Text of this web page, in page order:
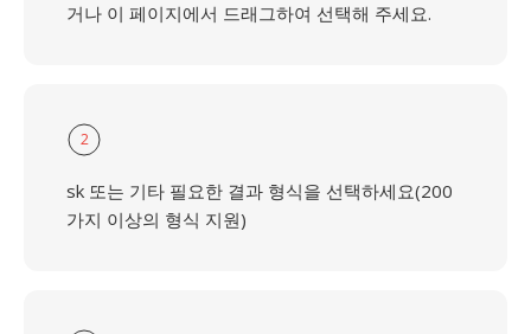
거나 이 페이지에서 드래그하여 선택해 주세요.
2
sk 또는 기타 필요한 결과 형식을 선택하세요(200
가지 이상의 형식 지원)